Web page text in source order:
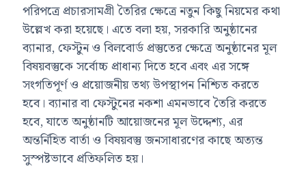
পরিপত্রে প্রচারসামগ্রী তৈরির ক্ষেত্রে নতুন কিছু নিয়মের কথা
উল্লেখ করা হয়েছে। এতে বলা হয়, সরকারি অনুষ্ঠানের
ব্যানার, ফেস্টুন ও বিলবোর্ড প্রস্তুতের ক্ষেত্রে অনুষ্ঠানের মূল
বিষয়বস্তুকে সর্বোচ্চ প্রাধান্য দিতে হবে এবং এর সঙ্গে
সংগতিপূর্ণ ও প্রয়োজনীয় তথ্য উপস্থাপন নিশ্চিত করতে
হবে। ব্যানার বা ফেস্টুনের নকশা এমনভাবে তৈরি করতে
হবে, যাতে অনুষ্ঠানটি আয়োজনের মূল উদ্দেশ্য, এর
অন্তর্নিহিত বার্তা ও বিষয়বস্তু জনসাধারণের কাছে অত্যন্ত
সুস্পষ্টভাবে প্রতিফলিত হয়।